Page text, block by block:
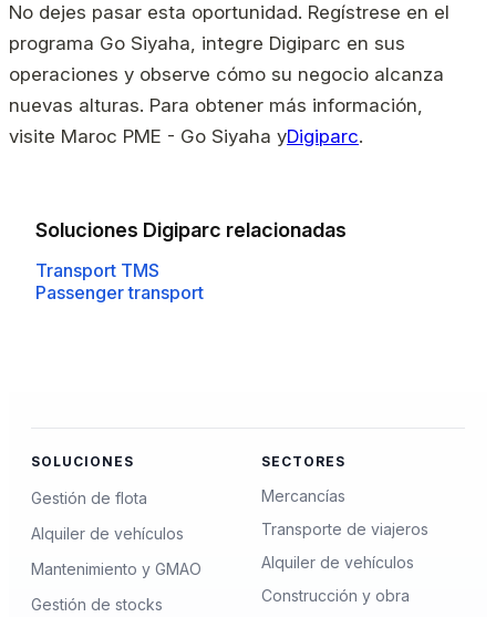
No dejes pasar esta oportunidad. Regístrese en el
programa Go Siyaha, integre Digiparc en sus
operaciones y observe cómo su negocio alcanza
nuevas alturas. Para obtener más información,
visite Maroc PME - Go Siyaha yDigiparc.
Soluciones Digiparc relacionadas
Transport TMS
Passenger transport
SOLUCIONES
Gestión de flota
Alquiler de vehículos
Mantenimiento y GMAO
Gestión de stocks
SECTORES
Mercancías
Transporte de viajeros
Alquiler de vehículos
Construcción y obra